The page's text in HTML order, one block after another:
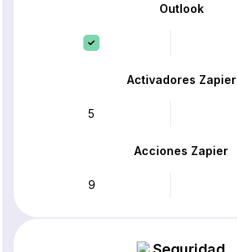
Outlook
Activadores Zapier
5
Acciones Zapier
9